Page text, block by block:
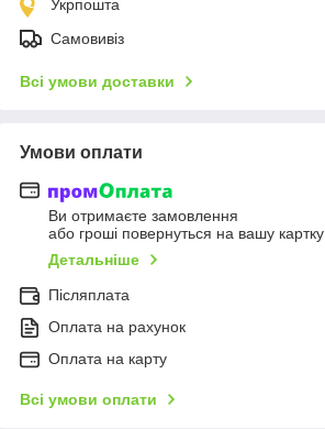
Укрпошта
Самовивіз
Всі умови доставки
Умови оплати
Ви отримаєте замовлення
або гроші повернуться на вашу картку
Детальніше
Післяплата
Оплата на рахунок
Оплата на карту
Всі умови оплати